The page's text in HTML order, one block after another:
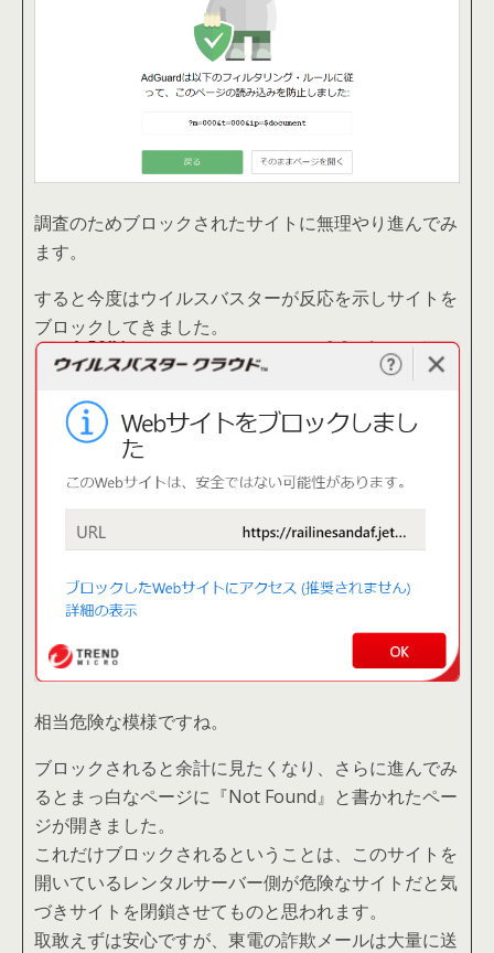
調査のためブロックされたサイトに無理やり進んでみ
ます。
すると今度はウイルスバスターが反応を示しサイトを
ブロックしてきました。
相当危険な模様ですね。
ブロックされると余計に見たくなり、さらに進んでみ
るとまっ白なページに『Not Found』と書かれたペー
ジが開きました。
これだけブロックされるということは、このサイトを
開いているレンタルサーバー側が危険なサイトだと気
づきサイトを閉鎖させてものと思われます。
取敢えずは安心ですが、東電の詐欺メールは大量に送